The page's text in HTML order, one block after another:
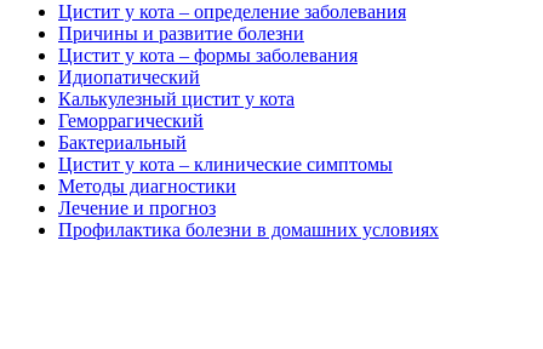
Цистит у кота – определение заболевания
Причины и развитие болезни
Цистит у кота – формы заболевания
Идиопатический
Калькулезный цистит у кота
Геморрагический
Бактериальный
Цистит у кота – клинические симптомы
Методы диагностики
Лечение и прогноз
Профилактика болезни в домашних условиях